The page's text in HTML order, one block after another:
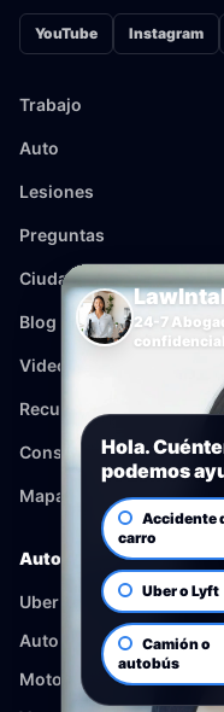
YouTube Instagram
Trabajo
Auto
Lesiones
Preguntas
Ciudades
Blog
Videos
Recursos
Consulta
Mapa del sitio
Auto
Uber y Lyft
Autobus
Motocicleta
24-7
confidencial.
Hola.
podemos
Accidente
carro
Uber o Lyft
Camión o
autobús